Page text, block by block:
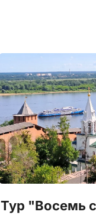
Тур "Восемь